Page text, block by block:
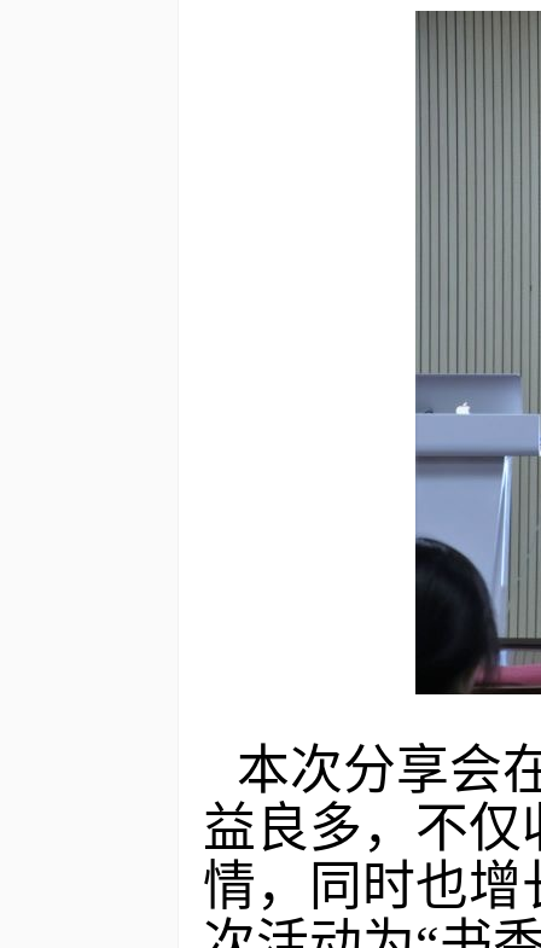
本次分享会
益良多，不
情，同时也增